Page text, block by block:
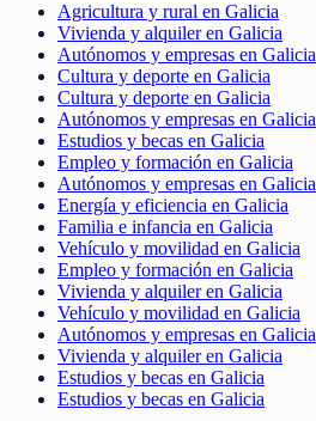
Agricultura y rural en Galicia
Vivienda y alquiler en Galicia
Autónomos y empresas en Galicia
Cultura y deporte en Galicia
Cultura y deporte en Galicia
Autónomos y empresas en Galicia
Estudios y becas en Galicia
Empleo y formación en Galicia
Autónomos y empresas en Galicia
Energía y eficiencia en Galicia
Familia e infancia en Galicia
Vehículo y movilidad en Galicia
Empleo y formación en Galicia
Vivienda y alquiler en Galicia
Vehículo y movilidad en Galicia
Autónomos y empresas en Galicia
Vivienda y alquiler en Galicia
Estudios y becas en Galicia
Estudios y becas en Galicia